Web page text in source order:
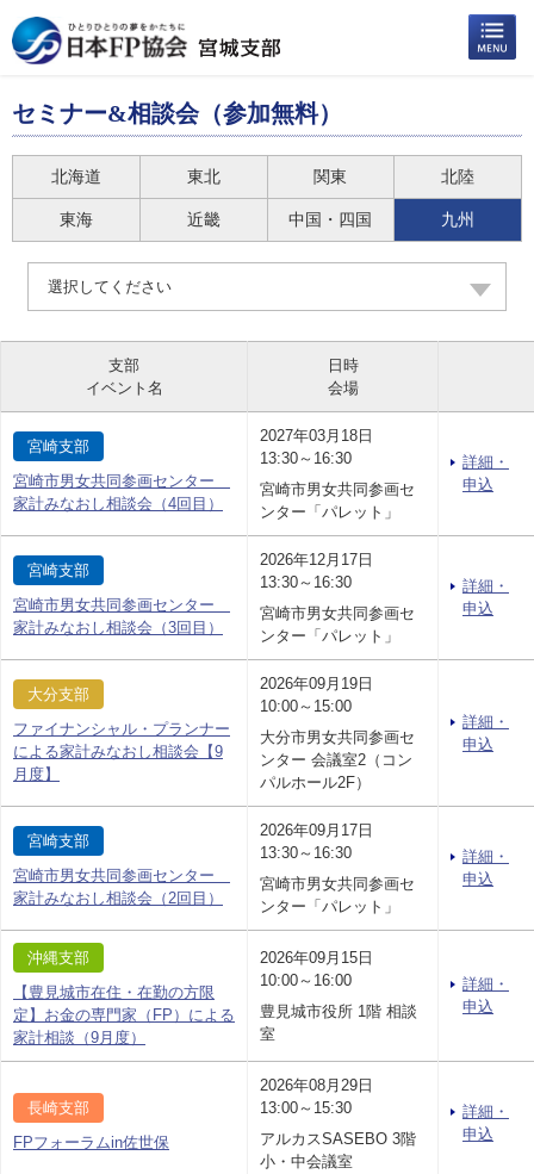
セミナー&相談会（参加無料）
北海道 東北 関東 北陸
東海 近畿 中国・四国 九州
選択してください
支部
イベント名
日時
会場
宮崎支部
宮崎市男女共同参画センター
家計みなおし相談会（4回目）
2027年03月18日
13:30～16:30
宮崎市男女共同参画セ
ンター「パレット」
詳細・
申込
宮崎支部
宮崎市男女共同参画センター
家計みなおし相談会（3回目）
2026年12月17日
13:30～16:30
宮崎市男女共同参画セ
ンター「パレット」
詳細・
申込
大分支部
ファイナンシャル・プランナー
による家計みなおし相談会【9
月度】
2026年09月19日
10:00～15:00
大分市男女共同参画セ
ンター 会議室2（コン
パルホール2F）
詳細・
申込
宮崎支部
宮崎市男女共同参画センター
家計みなおし相談会（2回目）
2026年09月17日
13:30～16:30
宮崎市男女共同参画セ
ンター「パレット」
詳細・
申込
沖縄支部
【豊見城市在住・在勤の方限
定】お金の専門家（FP）による
家計相談（9月度）
2026年09月15日
10:00～16:00
豊見城市役所 1階 相談
室
詳細・
申込
長崎支部
FPフォーラムin佐世保
2026年08月29日
13:00～15:30
アルカスSASEBO 3階
小・中会議室
詳細・
申込